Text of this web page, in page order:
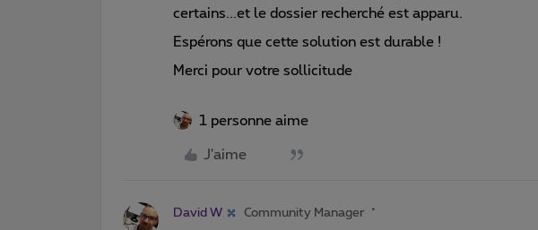
certains...et le dossier recherché est apparu.
Espérons que cette solution est durable !
Merci pour votre sollicitude
1 personne aime
J'aime
David W Community Manager